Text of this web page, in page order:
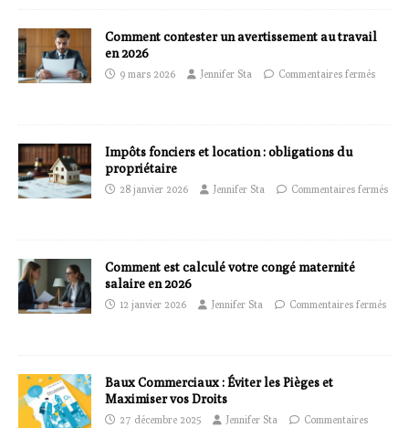
Comment contester un avertissement au travail
en 2026
9 mars 2026 Jennifer Sta Commentaires fermés
Impôts fonciers et location : obligations du
propriétaire
28 janvier 2026 Jennifer Sta Commentaires fermés
Comment est calculé votre congé maternité
salaire en 2026
12 janvier 2026 Jennifer Sta Commentaires fermés
Baux Commerciaux : Éviter les Pièges et
Maximiser vos Droits
27 décembre 2025 Jennifer Sta
Commentaires